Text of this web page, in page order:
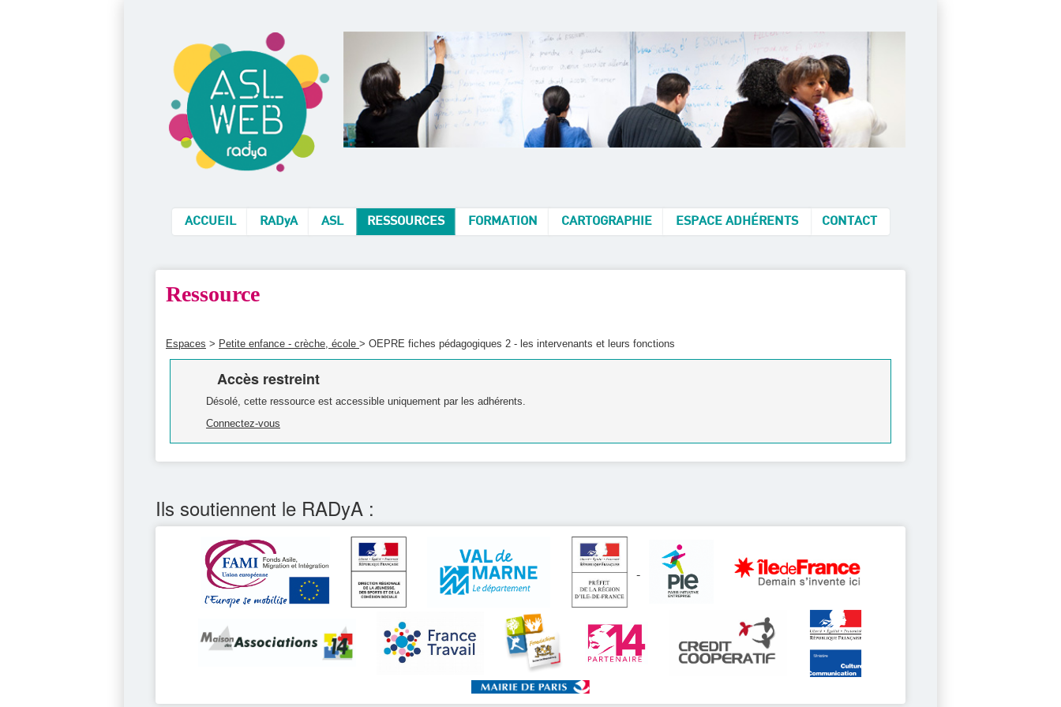
ACCUEIL RADyA ASL RESSOURCES FORMATION CARTOGRAPHIE ESPACE ADHÉRENTS CONTACT
Ressource
Espaces > Petite enfance - crèche, école > OEPRE fiches pédagogiques 2 - les intervenants et leurs fonctions
Accès restreint
Désolé, cette ressource est accessible uniquement par les adhérents.
Connectez-vous
Ils soutiennent le RADyA :